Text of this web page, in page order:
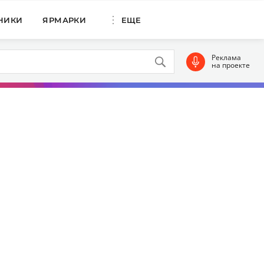
ЯРМАРКИ ЕЩЕ
Реклама
на проекте